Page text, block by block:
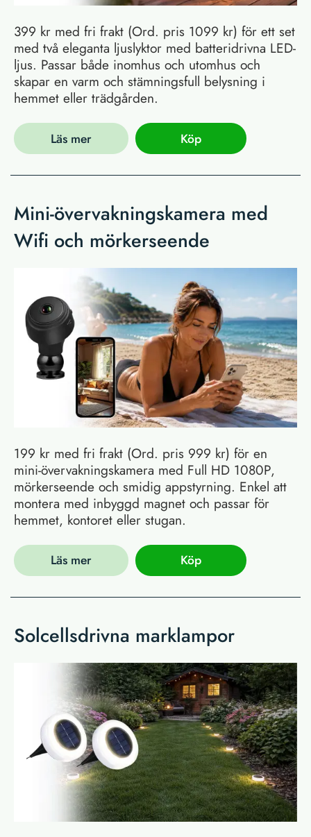
399 kr med fri frakt (Ord. pris 1099 kr) för ett set
med två eleganta ljuslyktor med batteridrivna LED-
ljus. Passar både inomhus och utomhus och
skapar en varm och stämningsfull belysning i
hemmet eller trädgården.
Läs mer Köp
Mini-övervakningskamera med
Wifi och mörkerseende
199 kr med fri frakt (Ord. pris 999 kr) för en
mini-övervakningskamera med Full HD 1080P,
mörkerseende och smidig appstyrning. Enkel att
montera med inbyggd magnet och passar för
hemmet, kontoret eller stugan.
Läs mer Köp
Solcellsdrivna marklampor